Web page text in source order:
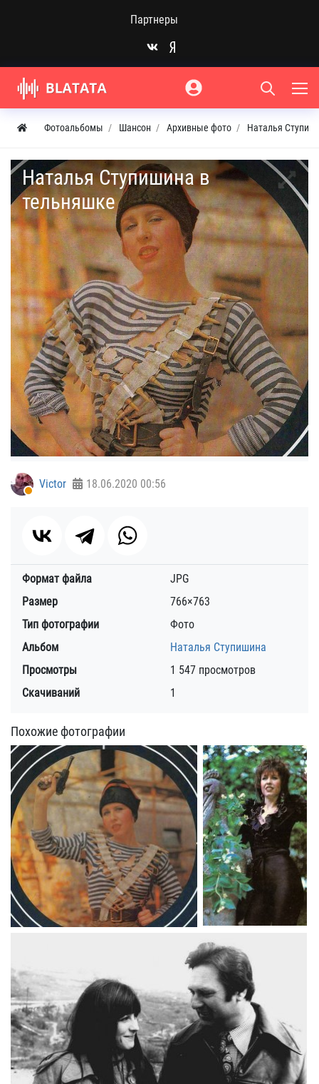
Партнеры
Фотоальбомы Шансон Архивные фото Наталья
Наталья Ступишина в
тельняшке
Victor 18.06.2020 00:56
Формат файла
JPG
Размер
766×763
Тип фотографии
Фото
Альбом
Наталья Ступишина
Просмотры
1 547 просмотров
Скачиваний
1
Похожие фотографии